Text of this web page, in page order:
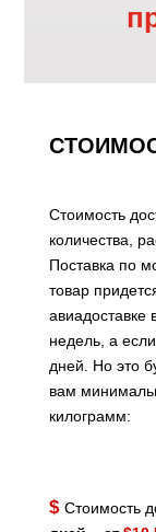
Стоимость
количества,
Поставка по
товар
авиадоставке
недель, а
дней. Но это
вам
килограмм:
$ Стоимость